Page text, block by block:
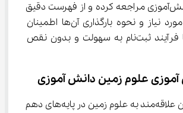
سایت المپیاد دانش‌آموزی مراجعه کرده و از فهرست دقیق
و به‌روز مدارک مورد نیاز و نحوه بارگذاری آن‌ها اطمینان
حاصل نمایند تا فرآیند ثبت‌نام به سهولت و بدون نقص
آموزی علوم زمین دانش آموزی
برای دانش‌آموزان علاقه‌مند به علوم زمین در پایه‌های دهم